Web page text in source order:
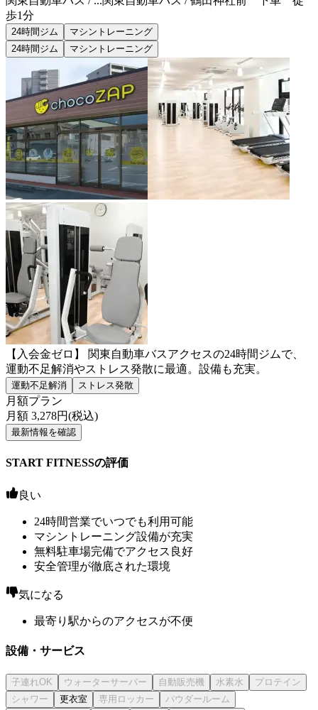
歩1分
24時間ジム
マシントレーニング
24時間ジム
マシントレーニング
【入会金ゼロ】 関東自動車バスアクセスの24時間ジムで、
運動不足解消やストレス発散に最適。設備も充実。
運動不足解消 ストレス発散
月額プラン
月額 3,278円(税込)
最新情報を確認
START FITNESSの評価
良い
24時間営業でいつでも利用可能
マシントレーニング設備が充実
無料駐車場完備でアクセス良好
安全管理が徹底された環境
気になる
最寄り駅からのアクセスが不便
設備・サービス
更衣室